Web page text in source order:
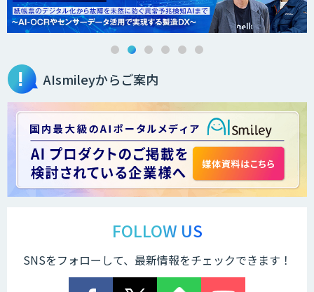
AI・データ活用コンサルティング・受託
開発支援
AI・DXコンサルティング伴走支援サービ
ChatGPTプロトタイプ開発
低コスト・短納期のAI受託開発
AIsmileyからご案内
FOLLOW US
SNSをフォローして、最新情報をチェックできます！